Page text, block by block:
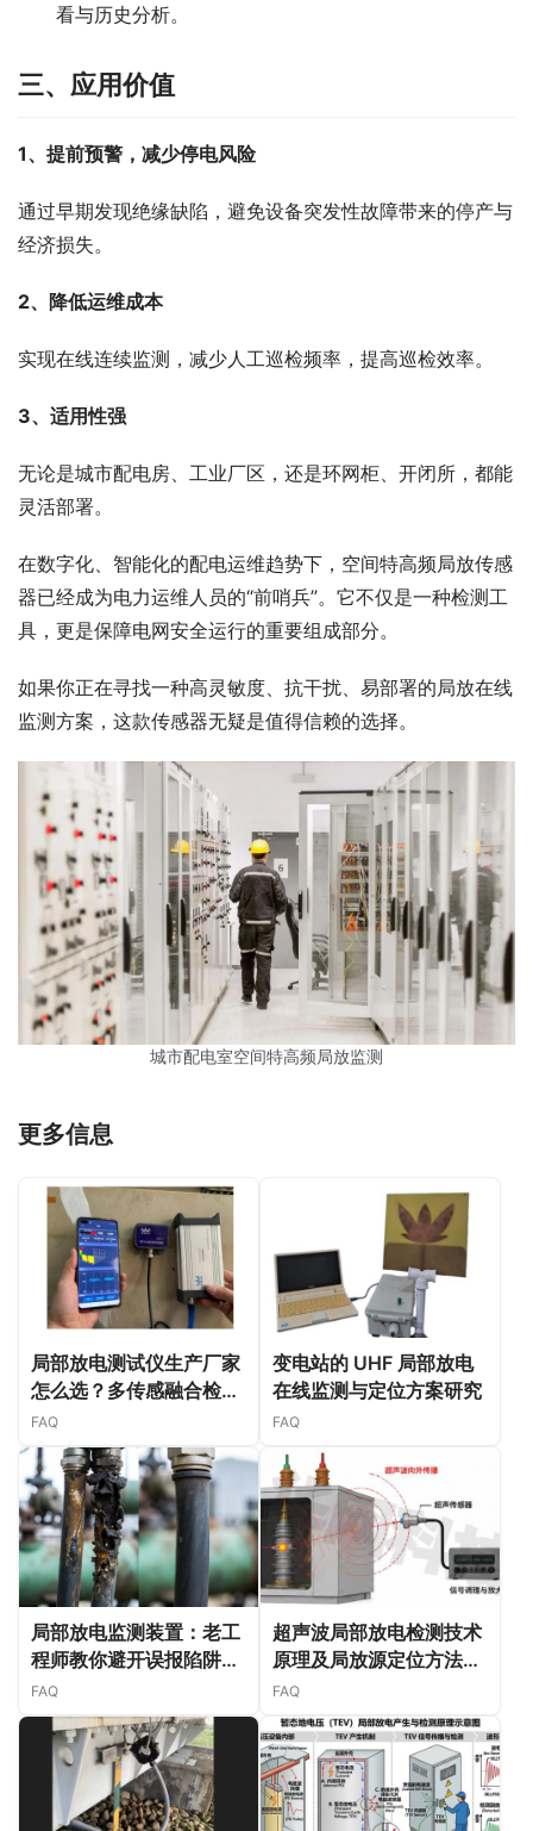
看与历史分析。
三、应用价值
1、 提前预警，减少停电风险
通过早期发现绝缘缺陷，避免设备突发性故障带来的停产与
经济损失。
2、 降低运维成本
实现在线连续监测，减少人工巡检频率，提高巡检效率。
3、 适用性强
无论是城市配电房、工业厂区，还是环网柜、开闭所，都能
灵活部署。
在数字化、智能化的配电运维趋势下，空间特高频局放传感
器已经成为电力运维人员的“前哨兵”。它不仅是一种检测工
具，更是保障电网安全运行的重要组成部分。
如果你正在寻找一种高灵敏度、抗干扰、易部署的局放在线
监测方案，这款传感器无疑是值得信赖的选择。
城市配电室空间特高频局放监测
更多信息
局部放电测试仪生产厂家
怎么选？多传感融合检测
正在成为行业主流
FAQ
变电站的 UHF 局部放电
在线监测与定位方案研究
FAQ
局部放电监测装置：老工
程师教你避开误报陷阱，
精准锁定绝缘隐患
FAQ
超声波局部放电检测技术
原理及局放源定位方法分
析
FAQ